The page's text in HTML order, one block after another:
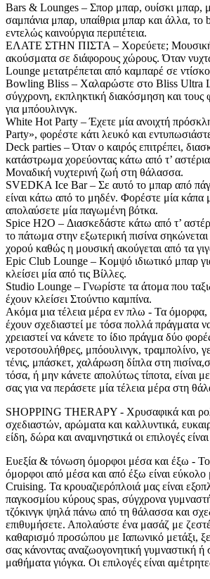
Bars & Lounges – Σπορ μπαρ, ουίσκι μπαρ,
σαμπάνια μπαρ, υπαίθρια μπαρ και άλλα, το
εντελώς καινούργια περιπέτεια.
ΕΛΑΤΕ ΣΤΗΝ ΠΙΣΤΑ – Χορεύετε; Μουσική
ακούσματα σε διάφορους χώρους. Όταν
Lounge μετατρέπεται από καμπαρέ σε
Bowling Bliss – Χαλαρώστε στο Bliss Ultra
σύγχρονη, εκπληκτική διακόσμηση και τους
για μπόουλινγκ.
White Hot Party – Έχετε μία ανοιχτή
Party», φορέστε κάτι λευκό και
Deck parties – Όταν ο καιρός επιτρέπει,
κατάστρωμα χορεύοντας κάτω από τ’
Μοναδική νυχτερινή ζωή στη θάλασσα.
SVEDKA Ice Bar – Σε αυτό το μπαρ από
είναι κάτω από το μηδέν. Φορέστε μία κάπα
απολαύσετε μία παγωμένη βότκα.
Spice H2O – Διασκεδάστε κάτω από τ’
το πάτωμα στην εξωτερική πισίνα σηκώνεται
χορού καθώς η μουσική ακούγεται από τα
Epic Club Lounge – Κομψό ιδιωτικό μπαρ
κλείσει μία από τις Βίλλες.
Studio Lounge – Γνωρίστε τα άτομα που
έχουν κλείσει Στούντιο καμπίνα.
Ακόμα μια τέλεια μέρα εν πλω - Τα όμορφα,
έχουν σχεδιαστεί με τόσα πολλά πράγματα
χρειαστεί να κάνετε το ίδιο πράγμα δύο
νεροτσουλήθρες, μπόουλινγκ, τραμπολίνο,
τένις, μπάσκετ, χαλάρωση δίπλα στη
τόσα, ή μην κάνετε απολύτως τίποτα, είναι
σας για να περάσετε μία τέλεια μέρα στη
SHOPPING THERAPY - Χρυσαφικά και
σχεδιαστών, αρώματα και καλλυντικά,
είδη, δώρα και αναμνηστικά οι επιλογές
Ευεξία & τόνωση όμορφοι μέσα και έξω - Το
όμορφοι από μέσα και από έξω είναι εύκολο
Cruising. Τα κρουαζιερόπλοιά μας είναι
παγκοσμίου κύρους spas, σύγχρονα
τζόκινγκ ψηλά πάνω από τη θάλασσα και
επιθυμήσετε. Απολαύστε ένα μασάζ με
καθαρισμό προσώπου με Ιαπωνικό μετάξι,
σας κάνοντας αναζωογονητική γυμναστική ή
μαθήματα γιόγκα. Οι επιλογές είναι